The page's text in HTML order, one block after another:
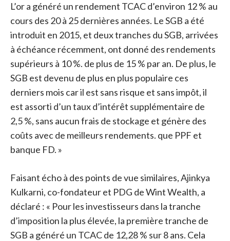
L’or a généré un rendement TCAC d’environ 12 % au
cours des 20 à 25 dernières années. Le SGB a été
introduit en 2015, et deux tranches du SGB, arrivées
à échéance récemment, ont donné des rendements
supérieurs à 10 %. de plus de 15 % par an. De plus, le
SGB est devenu de plus en plus populaire ces
derniers mois car il est sans risque et sans impôt, il
est assorti d’un taux d’intérêt supplémentaire de
2,5 %, sans aucun frais de stockage et génère des
coûts avec de meilleurs rendements. que PPF et
banque FD. »
Faisant écho à des points de vue similaires, Ajinkya
Kulkarni, co-fondateur et PDG de Wint Wealth, a
déclaré : « Pour les investisseurs dans la tranche
d’imposition la plus élevée, la première tranche de
SGB a généré un TCAC de 12,28 % sur 8 ans. Cela